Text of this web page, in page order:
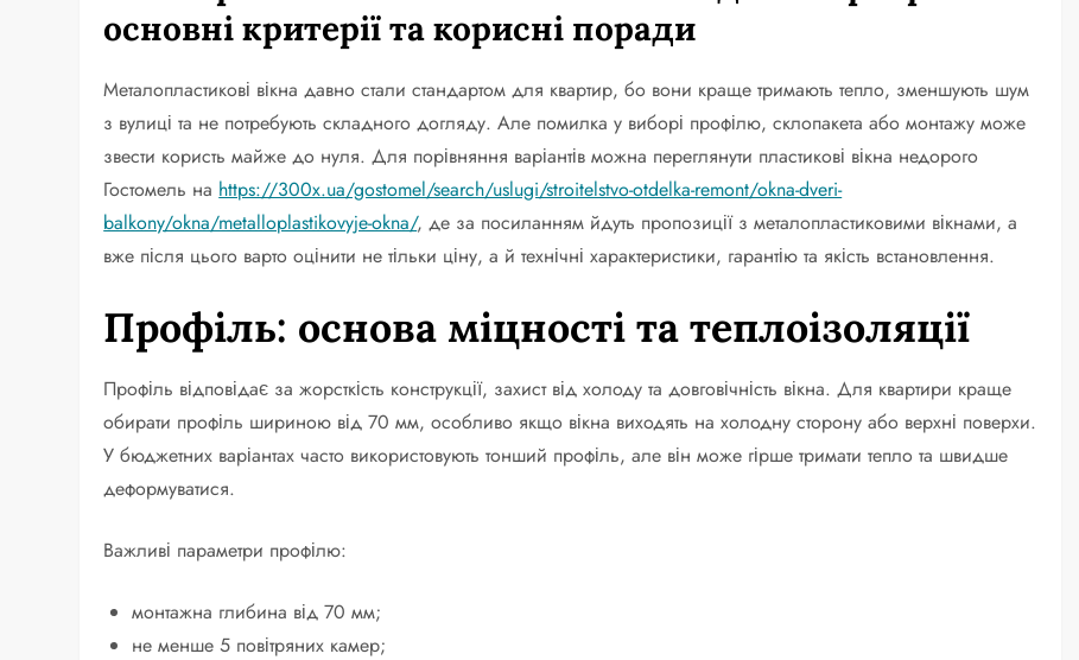
основні критерії та корисні поради
Металопластикові вікна давно стали стандартом для квартир, бо вони краще тримають тепло, зменшують шум
з вулиці та не потребують складного догляду. Але помилка у виборі профілю, склопакета або монтажу може
звести користь майже до нуля. Для порівняння варіантів можна переглянути пластикові вікна недорого
Гостомель на https://300x.ua/gostomel/search/uslugi/stroitelstvo-otdelka-remont/okna-dveri-
balkony/okna/metalloplastikovyje-okna/, де за посиланням йдуть пропозиції з металопластиковими вікнами, а
вже після цього варто оцінити не тільки ціну, а й технічні характеристики, гарантію та якість встановлення.
Профіль: основа міцності та теплоізоляції
Профіль відповідає за жорсткість конструкції, захист від холоду та довговічність вікна. Для квартири краще
обирати профіль шириною від 70 мм, особливо якщо вікна виходять на холодну сторону або верхні поверхи.
У бюджетних варіантах часто використовують тонший профіль, але він може гірше тримати тепло та швидше
деформуватися.
Важливі параметри профілю:
монтажна глибина від 70 мм;
не менше 5 повітряних камер;